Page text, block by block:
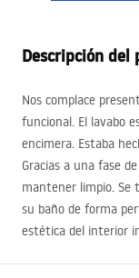
Descripción del
Nos complace
funcional. El lavabo
encimera. Estaba
Gracias a una fase
mantener limpio. Se
su baño de forma
estética del interior